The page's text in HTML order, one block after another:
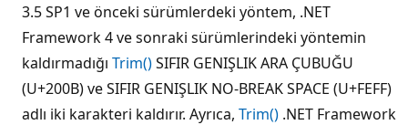
3.5 SP1 ve önceki sürümlerdeki yöntem, .NET
Framework 4 ve sonraki sürümlerindeki yöntemin
kaldırmadığı Trim()SIFIR GENIŞLIK ARA ÇUBUĞU
(U+200B) ve SIFIR GENIŞLIK NO-BREAK SPACE (U+FEFF)
adlı iki karakteri kaldırır. Ayrıca, Trim() .NET Framework